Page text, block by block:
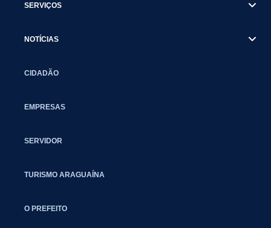
SERVIÇOS
NOTÍCIAS
CIDADÃO
EMPRESAS
SERVIDOR
TURISMO ARAGUAÍNA
O PREFEITO